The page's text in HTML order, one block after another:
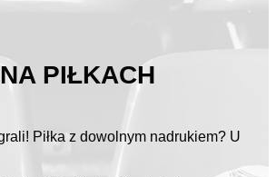
PIŁKACH
Piłka z dowolnym nadrukiem? U